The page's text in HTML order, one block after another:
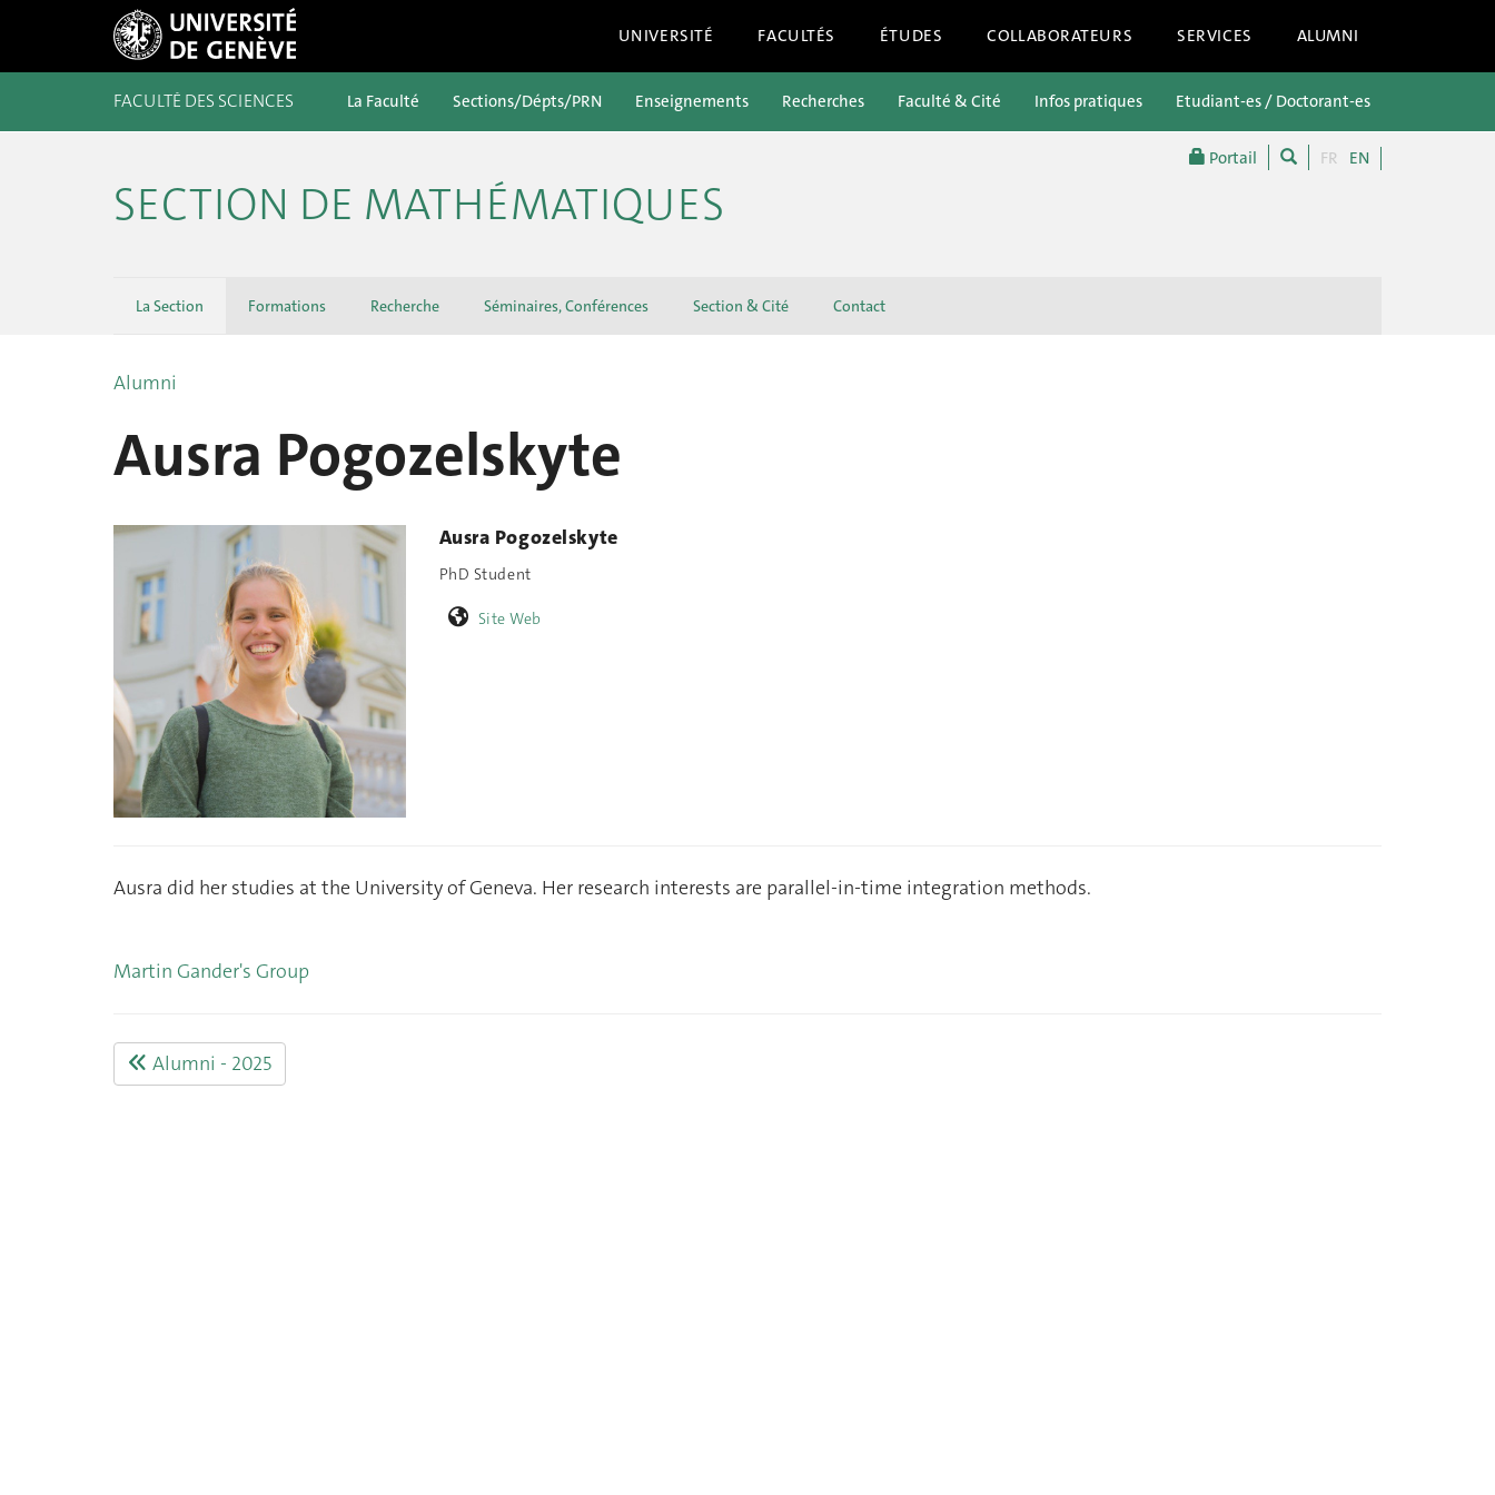
UNIVERSITÉ FACULTÉS ÉTUDES COLLABORATEURS SERVICES ALUMNI
Portail FR EN
FACULTÉ DES SCIENCES La Faculté Sections/Dépts/PRN Enseignements Recherches Faculté & Cité Infos pratiques Etudiant-es / Doctorant-es
SECTION DE MATHÉMATIQUES
La Section Formations Recherche Séminaires, Conférences Section & Cité Contact
Alumni
Ausra Pogozelskyte
Ausra Pogozelskyte
PhD Student
Site Web
Ausra did her studies at the University of Geneva. Her research interests are parallel-in-time integration methods.
Martin Gander's Group
Alumni - 2025